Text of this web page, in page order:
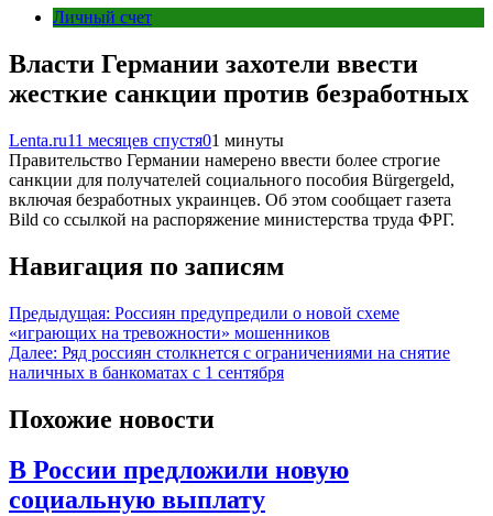
Личный счет
Власти Германии захотели ввести
жесткие санкции против безработных
Lenta.ru11 месяцев спустя01 минуты
Правительство Германии намерено ввести более строгие
санкции для получателей социального пособия Bürgergeld,
включая безработных украинцев. Об этом сообщает газета
Bild со ссылкой на распоряжение министерства труда ФРГ.
Навигация по записям
Предыдущая: Россиян предупредили о новой схеме
«играющих на тревожности» мошенников
Далее: Ряд россиян столкнется с ограничениями на снятие
наличных в банкоматах с 1 сентября
Похожие новости
В России предложили новую
социальную выплату